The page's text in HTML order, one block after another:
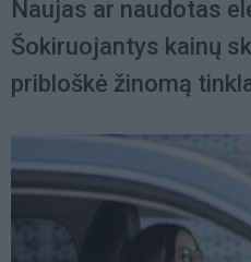
Naujas ar naudotas
Šokiruojantys kainų
pribloškė žinomą